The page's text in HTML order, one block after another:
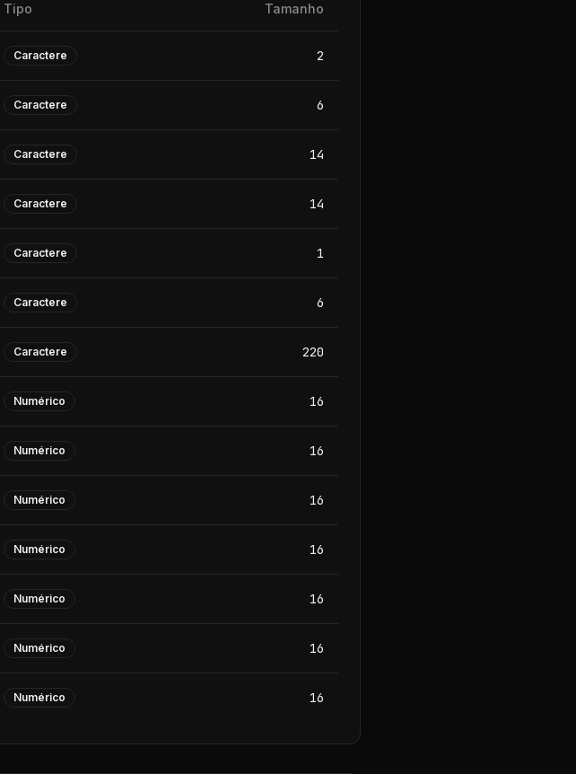
Tipo Tamanho
Caractere 2
Caractere 6
Caractere 14
Caractere 14
Caractere 1
Caractere 6
Caractere 220
Numérico 16
Numérico 16
Numérico 16
Numérico 16
Numérico 16
Numérico 16
Numérico 16